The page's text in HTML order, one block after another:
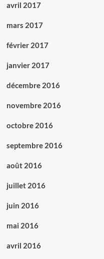
avril 2017
mars 2017
février 2017
janvier 2017
décembre 2016
novembre 2016
octobre 2016
septembre 2016
août 2016
juillet 2016
juin 2016
mai 2016
avril 2016